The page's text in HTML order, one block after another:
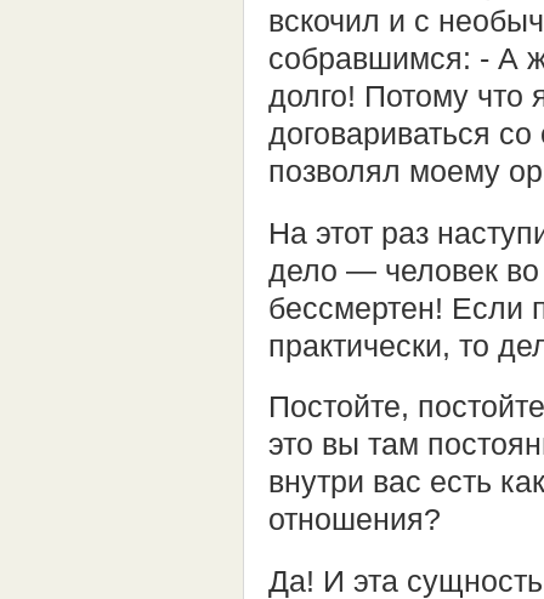
вскочил и с
собравшимся: - А
долго! Потому что
договариваться
позволял моему
На этот раз
дело — человек во
бессмертен! Если
практически, то
Постойте,
это вы там
внутри вас есть
отношения?
Да! И эта